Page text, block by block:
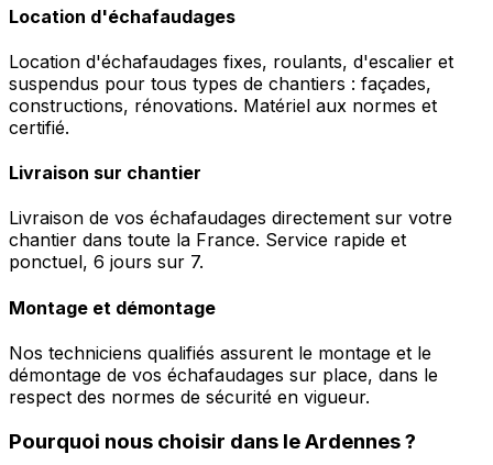
Location d'échafaudages
Location d'échafaudages fixes, roulants, d'escalier et
suspendus pour tous types de chantiers : façades,
constructions, rénovations. Matériel aux normes et
certifié.
Livraison sur chantier
Livraison de vos échafaudages directement sur votre
chantier dans toute la France. Service rapide et
ponctuel, 6 jours sur 7.
Montage et démontage
Nos techniciens qualifiés assurent le montage et le
démontage de vos échafaudages sur place, dans le
respect des normes de sécurité en vigueur.
Pourquoi nous choisir dans leArdennes?